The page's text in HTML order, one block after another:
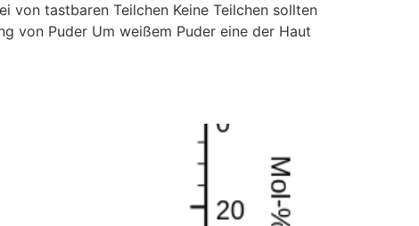
von tastbaren Teilchen Keine Teilchen sollten
von Puder Um weißem Puder eine der Haut